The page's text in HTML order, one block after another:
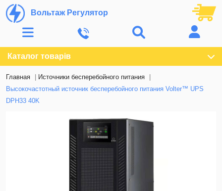
Вольтаж Регулятор
Каталог товарів
Главная
Источники бесперебойного питания
Высокочастотный источник бесперебойного питания Volter™ UPS
DPH33 40K